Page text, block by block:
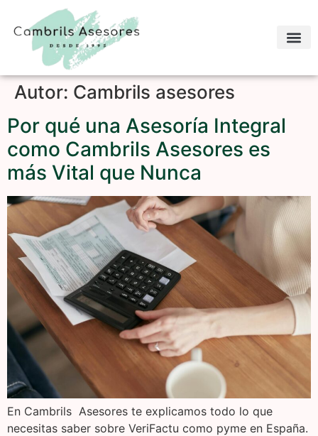
Autor: Cambrils asesores
Por qué una Asesoría Integral
como Cambrils Asesores es
más Vital que Nunca
En Cambrils Asesores te explicamos todo lo que
necesitas saber sobre VeriFactu como pyme en España.